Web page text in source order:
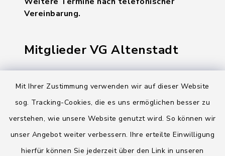
Mit Ihrer Zustimmung verwenden wir auf dieser Website
sog. Tracking-Cookies, die es uns ermöglichen besser zu
verstehen, wie unsere Website genutzt wird. So können wir
unser Angebot weiter verbessern. Ihre erteilte Einwilligung
hierfür können Sie jederzeit über den Link in unseren
Vereinbarung.
Mitglieder VG Altenstadt
Markt Altenstadt
Gemeinde Osterberg
VG Altenstadt